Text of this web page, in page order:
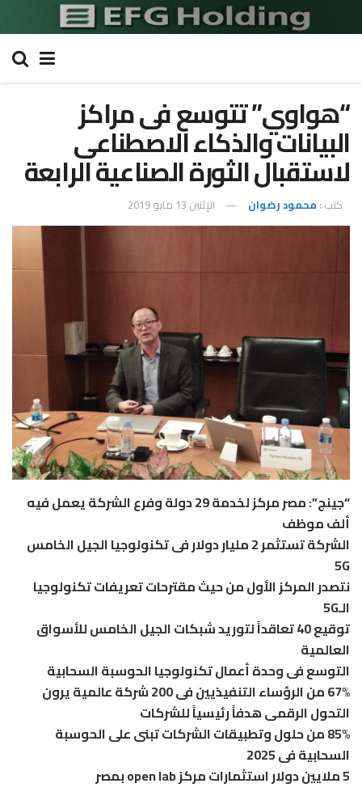
“هواوي” تتوسع فى مراكز
البيانات والذكاء الاصطناعى
لاستقبال الثورة الصناعية الرابعة
كتب : محمود رضوان الإثنين 13 مايو 2019
“جينج”: مصر مركز لخدمة 29 دولة وفرع الشركة يعمل فيه
ألف موظف
الشركة تستثمر 2 مليار دولار فى تكنولوجيا الجيل الخامس
5G
نتصدر المركز الأول من حيث مقترحات تعريفات تكنولوجيا
الـ5G
توقيع 40 تعاقداً لتوريد شبكات الجيل الخامس للأسواق
العالمية
التوسع فى وحدة أعمال تكنولوجيا الحوسبة السحابية
67% من الرؤساء التنفيذيين فى 200 شركة عالمية يرون
التحول الرقمى هدفاً رئيسياً للشركات
85% من حلول وتطبيقات الشركات تبنى على الحوسبة
السحابية فى 2025
5 ملايين دولار استثمارات مركز open lab بمصر